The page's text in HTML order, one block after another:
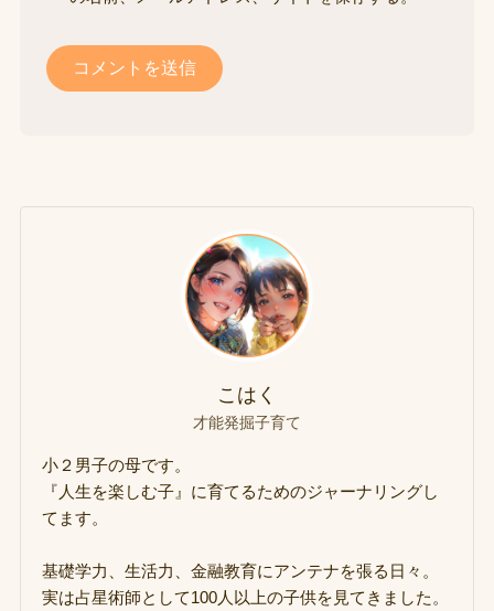
こはく
才能発掘子育て
小２男子の母です。
『人生を楽しむ子』に育てるためのジャーナリングし
てます。
基礎学力、生活力、金融教育にアンテナを張る日々。
実は占星術師として100人以上の子供を見てきました。